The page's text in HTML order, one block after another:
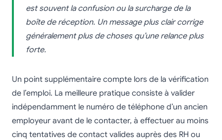
est souvent la confusion ou la surcharge de la
boîte de réception. Un message plus clair corrige
généralement plus de choses qu’une relance plus
forte.
Un point supplémentaire compte lors de la vérification
de l’emploi. La meilleure pratique consiste à valider
indépendamment le numéro de téléphone d’un ancien
employeur avant de le contacter, à effectuer au moins
cinq tentatives de contact valides auprès des RH ou